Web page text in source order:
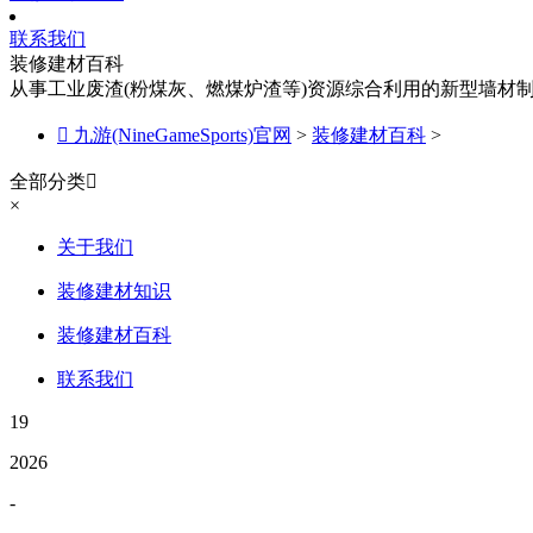
联系我们
装修建材百科
从事工业废渣(粉煤灰、燃煤炉渣等)资源综合利用的新型墙材
 九游(NineGameSports)官网 > 装修建材百科 >
全部分类
×
关于我们
装修建材知识
装修建材百科
联系我们
19
2026
-